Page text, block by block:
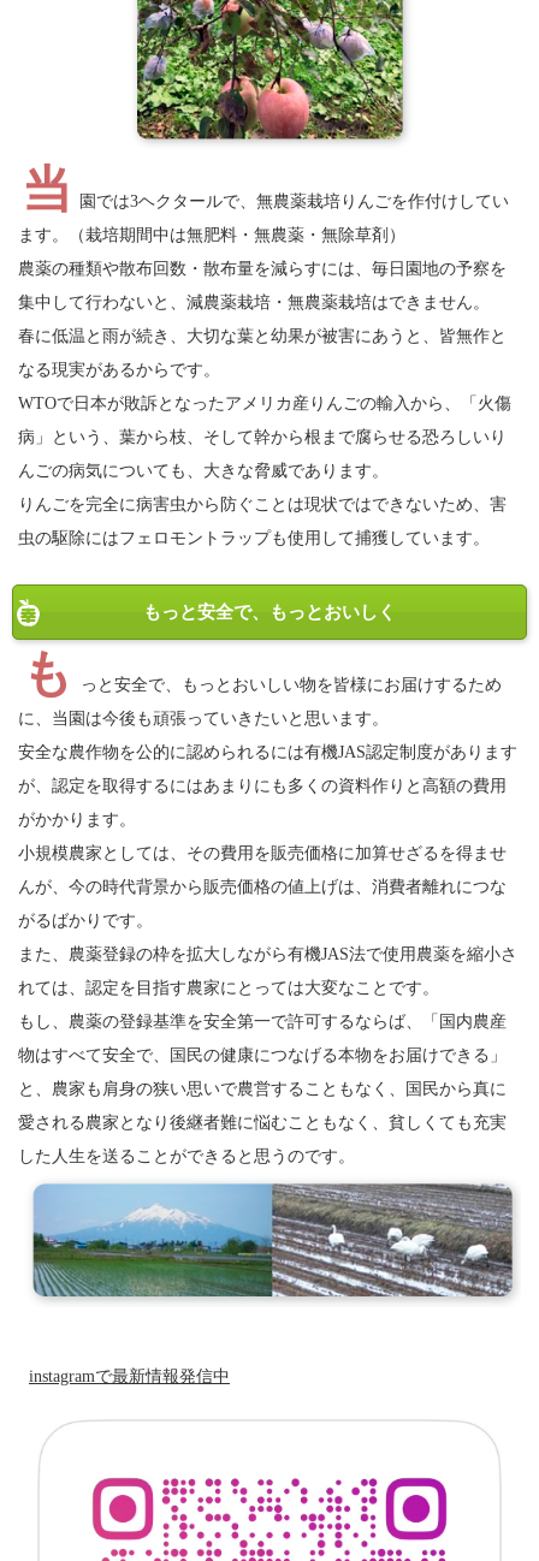
当
園では3ヘクタールで、無農薬栽培りんごを作付けしてい
ます。（栽培期間中は無肥料・無農薬・無除草剤）
農薬の種類や散布回数・散布量を減らすには、毎日園地の予察を
集中して行わないと、減農薬栽培・無農薬栽培はできません。
春に低温と雨が続き、大切な葉と幼果が被害にあうと、皆無作と
なる現実があるからです。
WTOで日本が敗訴となったアメリカ産りんごの輸入から、「火傷
病」という、葉から枝、そして幹から根まで腐らせる恐ろしいり
んごの病気についても、大きな脅威であります。
りんごを完全に病害虫から防ぐことは現状ではできないため、害
虫の駆除にはフェロモントラップも使用して捕獲しています。
もっと安全で、もっとおいしく
も
っと安全で、もっとおいしい物を皆様にお届けするため
に、当園は今後も頑張っていきたいと思います。
安全な農作物を公的に認められるには有機JAS認定制度があります
が、認定を取得するにはあまりにも多くの資料作りと高額の費用
がかかります。
小規模農家としては、その費用を販売価格に加算せざるを得ませ
んが、今の時代背景から販売価格の値上げは、消費者離れにつな
がるばかりです。
また、農薬登録の枠を拡大しながら有機JAS法で使用農薬を縮小さ
れては、認定を目指す農家にとっては大変なことです。
もし、農薬の登録基準を安全第一で許可するならば、「国内農産
物はすべて安全で、国民の健康につなげる本物をお届けできる」
と、農家も肩身の狭い思いで農営することもなく、国民から真に
愛される農家となり後継者難に悩むこともなく、貧しくても充実
した人生を送ることができると思うのです。
instagramで最新情報発信中